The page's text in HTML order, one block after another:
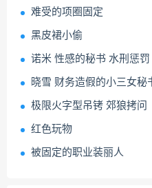
难受的项圈固定
黑皮裙小偷
诺米 性感的秘书 水刑惩罚
晓雪 财务造假的小三女秘
极限火字型吊铐 郊狼拷问
红色玩物
被固定的职业装丽人